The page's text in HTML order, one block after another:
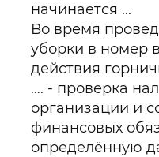
начинается ...
Во время
уборки в номер
действия
…. - проверка
организации и
финансовых
определённую